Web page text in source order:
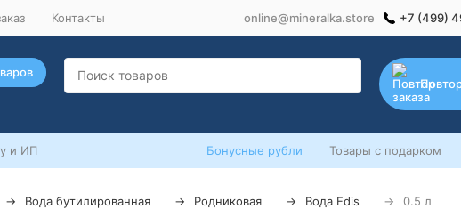
Контакты online@mineralka.store +7 (499)
и ИП Бонусные рубли Товары с подарком
Вода бутилированная Родниковая Вода Edis 0.5 л